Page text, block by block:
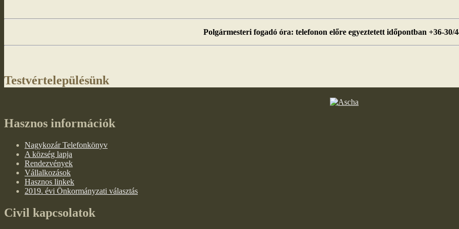
Polgármesteri fogadó óra: telefonon előre egyeztetett időpontban +36-30/
Testvértelepülésünk
Hasznos információk
Nagykozár Telefonkönyv
A község lapja
Rendezvények
Vállalkozások
Hasznos linkek
2019. évi Önkormányzati választás
Civil kapcsolatok